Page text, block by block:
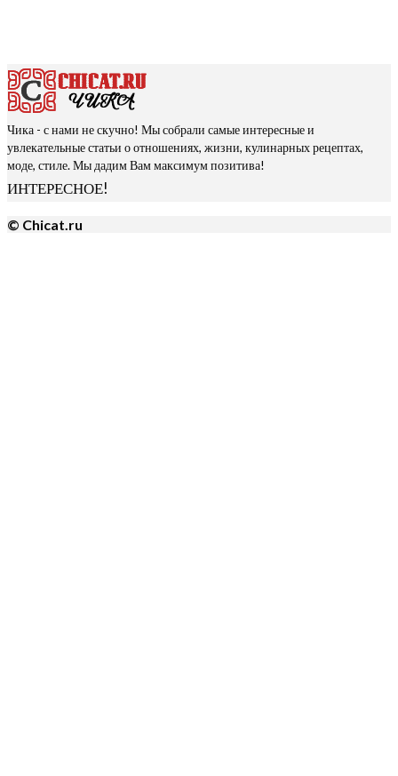
Чика - с нами не скучно! Мы собрали самые интересные и
увлекательные статьи о отношениях, жизни, кулинарных рецептах,
моде, стиле. Мы дадим Вам максимум позитива!
ИНТЕРЕСНОЕ!
© Chicat.ru